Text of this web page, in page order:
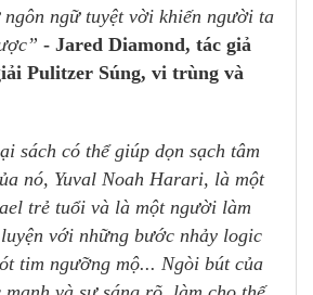
ngữ tuyệt vời khiến người ta
- Jared Diamond, tác giả
Pulitzer Súng, vi trùng và
sách có thể giúp dọn sạch tâm
nó, Yuval Noah Harari, là một
trẻ tuổi và là một người làm
với những bước nhảy logic
tim ngưỡng mộ... Ngòi bút của